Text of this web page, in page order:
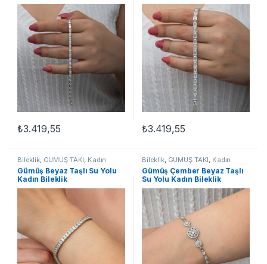
₺3.419,55 ₺3.419,55
Bileklik, GÜMÜŞ TAKI Kadın
Bileklikleri Su Yolu Bileklikler
Gümüş Beyaz Taşlı Su Yolu
Kadın Bileklik
Bileklik, GÜMÜŞ TAKI Kadın
Bileklikleri Su Yolu Bileklikler
Gümüş Çember Beyaz Taşlı
Su Yolu Kadın Bileklik